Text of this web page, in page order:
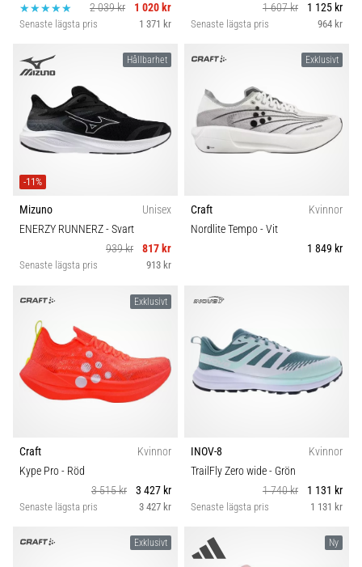
2 039 kr
1 020 kr
Senaste lägsta pris 1 371 kr
1 607 kr
1 125 kr
Senaste lägsta pris 964 kr
Hållbarhet
-11%
Mizuno
Unisex
ENERZY RUNNERZ- Svart
939 kr
817 kr
Senaste lägsta pris 913 kr
Exklusivt
Craft
Kvinnor
Nordlite Tempo- Vit
1 849 kr
Exklusivt
Craft
Kvinnor
Kype Pro- Röd
3 515 kr
3 427 kr
Senaste lägsta pris 3 427 kr
INOV-8
Kvinnor
TrailFly Zero wide- Grön
1 740 kr
1 131 kr
Senaste lägsta pris 1 131 kr
Exklusivt Ny